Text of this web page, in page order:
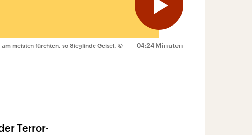
04:24 Minuten
meisten fürchten, so Sieglinde Geisel. ©
Terror-